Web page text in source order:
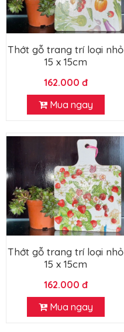
Thớt gỗ trang trí loại nhỏ
15 x 15cm
162.000 đ
Mua ngay
Thớt gỗ trang trí loại nhỏ
15 x 15cm
162.000 đ
Mua ngay